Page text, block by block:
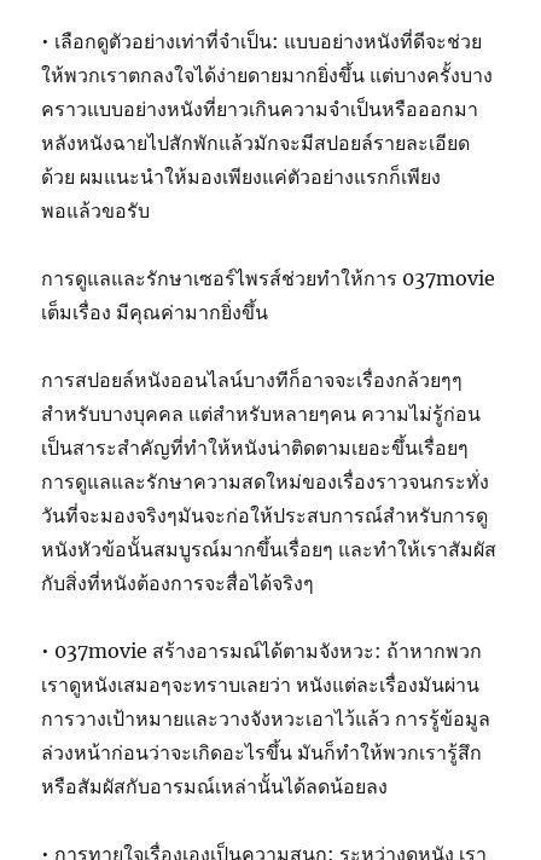
• เลือกดูตัวอย่างเท่าที่จำเป็น: แบบอย่างหนังที่ดีจะช่วย
ให้พวกเราตกลงใจได้ง่ายดายมากยิ่งขึ้น แต่บางครั้งบาง
คราวแบบอย่างหนังที่ยาวเกินความจำเป็นหรือออกมา
หลังหนังฉายไปสักพักแล้วมักจะมีสปอยล์รายละเอียด
ด้วย ผมแนะนำให้มองเพียงแค่ตัวอย่างแรกก็เพียง
พอแล้วขอรับ
การดูแลและรักษาเซอร์ไพรส์ช่วยทำให้การ 037movie
เต็มเรื่อง มีคุณค่ามากยิ่งขึ้น
การสปอยล์หนังออนไลน์บางทีก็อาจจะเรื่องกล้วยๆๆ
สำหรับบางบุคคล แต่สำหรับหลายๆคน ความไม่รู้ก่อน
เป็นสาระสำคัญที่ทำให้หนังน่าติดตามเยอะขึ้นเรื่อยๆ
การดูแลและรักษาความสดใหม่ของเรื่องราวจนกระทั่ง
วันที่จะมองจริงๆมันจะก่อให้ประสบการณ์สำหรับการดู
หนังหัวข้อนั้นสมบูรณ์มากขึ้นเรื่อยๆ และทำให้เราสัมผัส
กับสิ่งที่หนังต้องการจะสื่อได้จริงๆ
• 037movie สร้างอารมณ์ได้ตามจังหวะ: ถ้าหากพวก
เราดูหนังเสมอๆจะทราบเลยว่า หนังแต่ละเรื่องมันผ่าน
การวางเป้าหมายและวางจังหวะเอาไว้แล้ว การรู้ข้อมูล
ล่วงหน้าก่อนว่าจะเกิดอะไรขึ้น มันก็ทำให้พวกเรารู้สึก
หรือสัมผัสกับอารมณ์เหล่านั้นได้ลดน้อยลง
• การทายใจเรื่องเองเป็นความสนุก: ระหว่างดูหนัง เรา